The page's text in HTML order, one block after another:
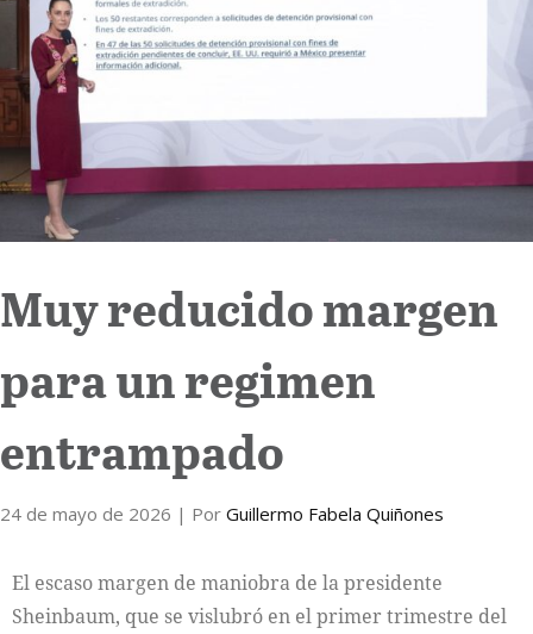
Internacional
Cultura
Muy reducido margen
para un regimen
entrampado
24 de mayo de 2026 | Por Guillermo Fabela Quiñones
El escaso margen de maniobra de la presidente
Sheinbaum, que se vislubró en el primer trimestre del